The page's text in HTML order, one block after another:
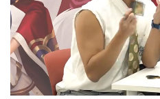
Unmute Loaded:
13.12%